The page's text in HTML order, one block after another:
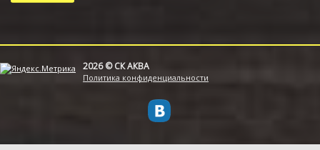
2026 © СК АКВА
Политика конфиденциальности